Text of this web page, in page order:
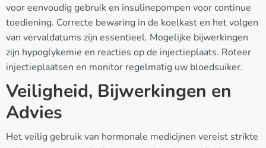
voor eenvoudig gebruik en insulinepompen voor continue
toediening. Correcte bewaring in de koelkast en het volgen
van vervaldatums zijn essentieel. Mogelijke bijwerkingen
zijn hypoglykemie en reacties op de injectieplaats. Roteer
injectieplaatsen en monitor regelmatig uw bloedsuiker.
Veiligheid, Bijwerkingen en
Advies
Het veilig gebruik van hormonale medicijnen vereist strikte